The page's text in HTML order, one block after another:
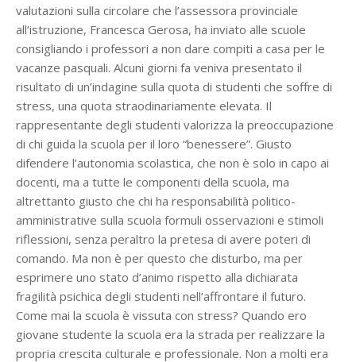
valutazioni sulla circolare che l’assessora provinciale
all’istruzione, Francesca Gerosa, ha inviato alle scuole
consigliando i professori a non dare compiti a casa per le
vacanze pasquali. Alcuni giorni fa veniva presentato il
risultato di un’indagine sulla quota di studenti che soffre di
stress, una quota straodinariamente elevata. Il
rappresentante degli studenti valorizza la preoccupazione
di chi guida la scuola per il loro “benessere”. Giusto
difendere l’autonomia scolastica, che non è solo in capo ai
docenti, ma a tutte le componenti della scuola, ma
altrettanto giusto che chi ha responsabilità politico-
amministrative sulla scuola formuli osservazioni e stimoli
riflessioni, senza peraltro la pretesa di avere poteri di
comando. Ma non è per questo che disturbo, ma per
esprimere uno stato d’animo rispetto alla dichiarata
fragilità psichica degli studenti nell’affrontare il futuro.
Come mai la scuola è vissuta con stress? Quando ero
giovane studente la scuola era la strada per realizzare la
propria crescita culturale e professionale. Non a molti era